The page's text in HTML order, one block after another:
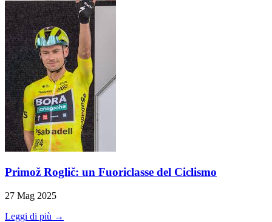
Primož Roglič: un Fuoriclasse del Ciclismo
27 Mag 2025
Leggi di più →